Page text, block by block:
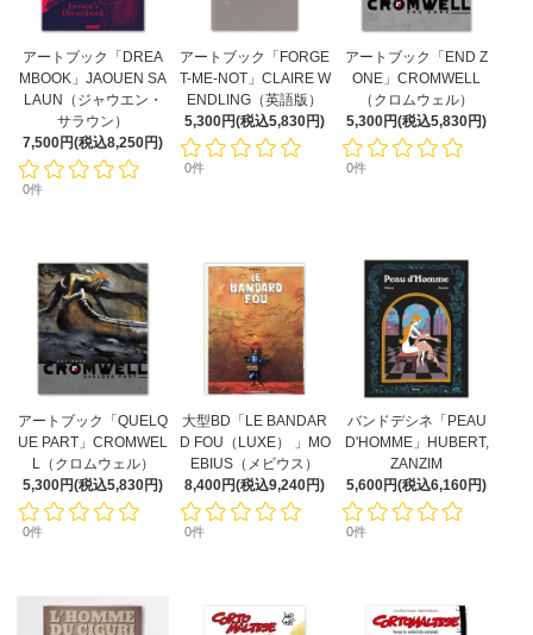
アートブック「DREA
MBOOK」JAOUEN SA
LAUN（ジャウエン・
サラウン）
7,500円(税込8,250円)
0件
アートブック「FORGE
T-ME-NOT」CLAIRE W
ENDLING（英語版）
5,300円(税込5,830円)
0件
アートブック「END Z
ONE」CROMWELL
（クロムウェル）
5,300円(税込5,830円)
0件
アートブック「QUELQ
UE PART」CROMWEL
L（クロムウェル）
5,300円(税込5,830円)
0件
大型BD「LE BANDAR
D FOU（LUXE） 」MO
EBIUS（メビウス）
8,400円(税込9,240円)
0件
バンドデシネ「PEAU
D'HOMME」HUBERT,
ZANZIM
5,600円(税込6,160円)
0件